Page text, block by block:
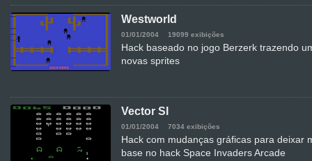
Westworld
01/01/2004 19099 exibições
Hack baseado no jogo Berzerk trazendo
novas sprites
Vector SI
01/01/2004 7034 exibições
Hack com mudanças gráficas para deixar
base no hack Space Invaders Arcade